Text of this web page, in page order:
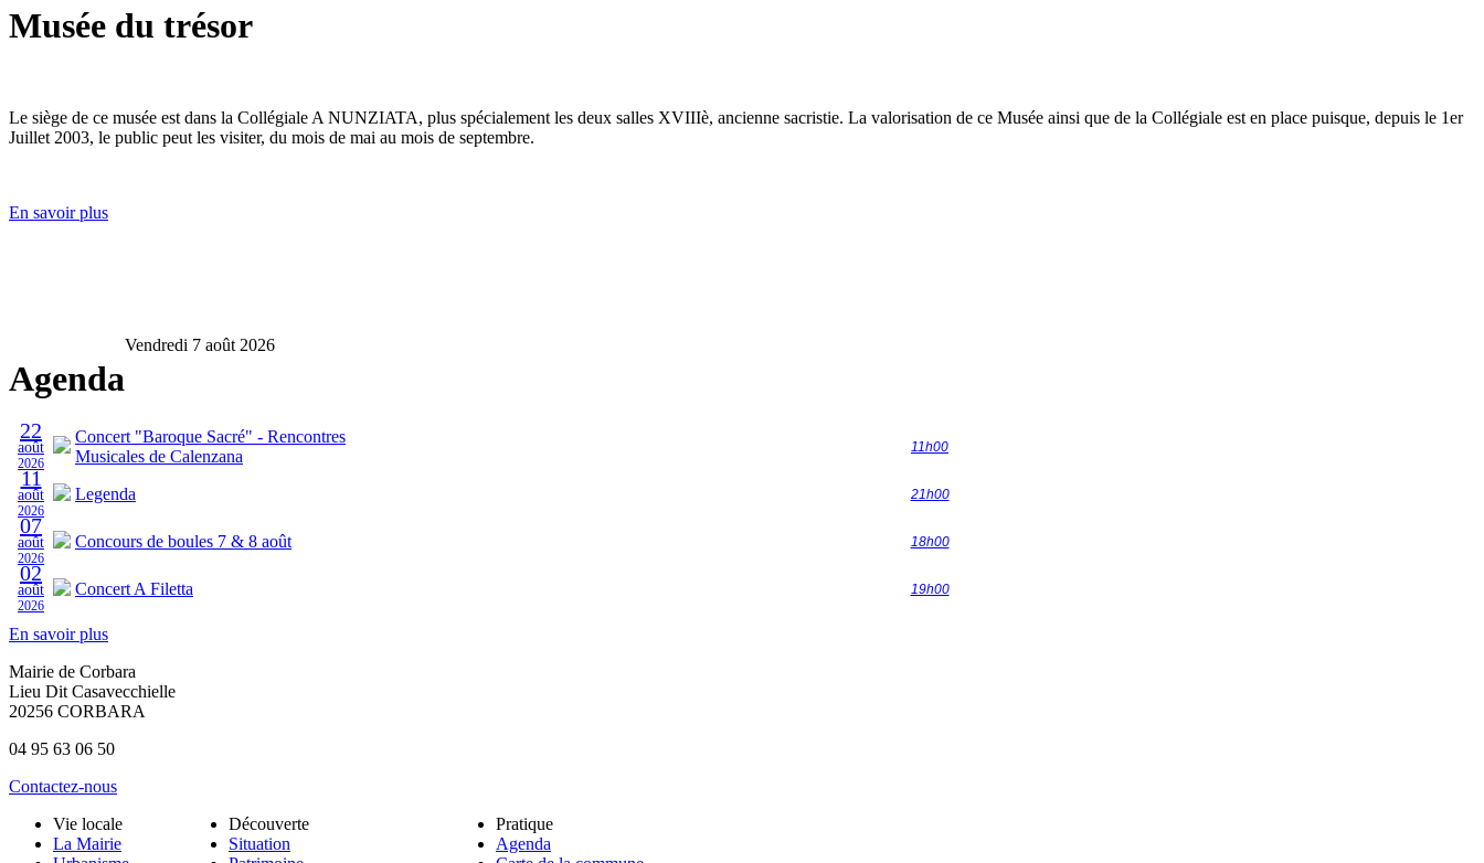
Musée du trésor
Le siège de ce musée est dans la Collégiale A NUNZIATA, plus spécialement les deux salles XVIIIè, ancienne sacristie. La valorisation de ce Musée ainsi que de la Collégiale est en place puisque, depuis le 1er
Juillet 2003, le public peut les visiter, du mois de mai au mois de septembre.
En savoir plus
Agenda
Vendredi 7 août 2026
22
août
2026
Concert "Baroque Sacré" - Rencontres
Musicales de Calenzana
11h00
11
août
2026
Legenda 21h00
07
août
2026
Concours de boules 7 & 8 août 18h00
02
août
2026
Concert A Filetta 19h00
En savoir plus
Mairie de Corbara
Lieu Dit Casavecchielle
20256 CORBARA
04 95 63 06 50
Contactez-nous
Vie locale
La Mairie
Découverte
Situation
Pratique
Agenda